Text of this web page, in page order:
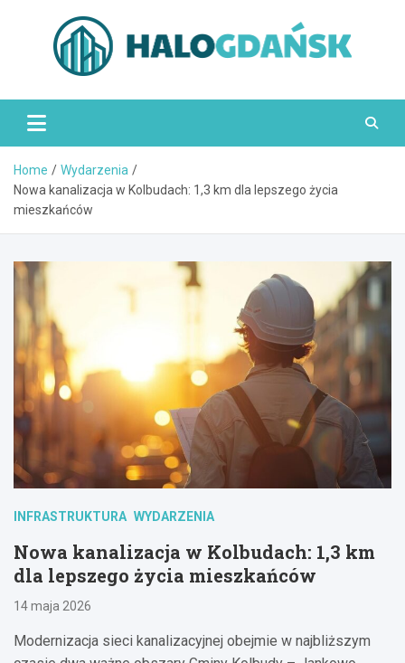
HaloGdańsk.pl
Home
Wydarzenia
Nowa kanalizacja w Kolbudach: 1,3 km dla lepszego życia
mieszkańców
INFRASTRUKTURA WYDARZENIA
Nowa kanalizacja w Kolbudach: 1,3 km
dla lepszego życia mieszkańców
14 maja 2026
Modernizacja sieci kanalizacyjnej obejmie w najbliższym